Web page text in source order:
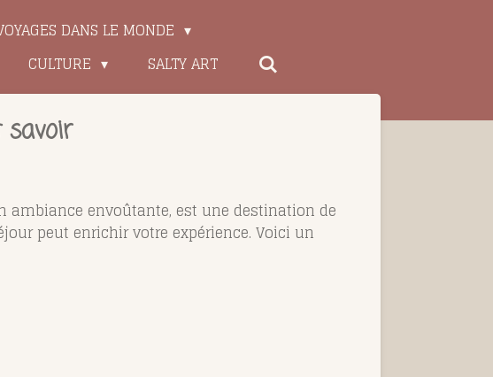
DANS LE MONDE
CULTURE SALTY ART
ambiance envoûtante, est une destination de
peut enrichir votre expérience. Voici un